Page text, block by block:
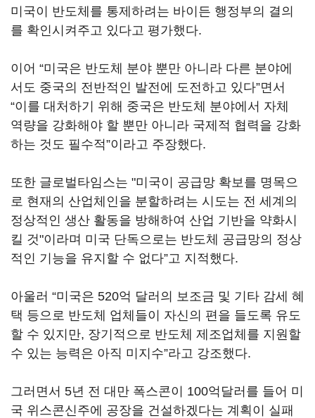
미국이 반도체를 통제하려는 바이든 행정부의 결의
를 확인시켜주고 있다고 평가했다.
이어 “미국은 반도체 분야 뿐만 아니라 다른 분야에
서도 중국의 전반적인 발전에 도전하고 있다”면서
“이를 대처하기 위해 중국은 반도체 분야에서 자체
역량을 강화해야 할 뿐만 아니라 국제적 협력을 강화
하는 것도 필수적”이라고 주장했다.
또한 글로벌타임스는 "미국이 공급망 확보를 명목으
로 현재의 산업체인을 분할하려는 시도는 전 세계의
정상적인 생산 활동을 방해하여 산업 기반을 약화시
킬 것"이라며 미국 단독으로는 반도체 공급망의 정상
적인 기능을 유지할 수 없다”고 지적했다.
아울러 “미국은 520억 달러의 보조금 및 기타 감세 혜
택 등으로 반도체 업체들이 자신의 편을 들도록 유도
할 수 있지만, 장기적으로 반도체 제조업체를 지원할
수 있는 능력은 아직 미지수”라고 강조했다.
그러면서 5년 전 대만 폭스콘이 100억달러를 들어 미
국 위스콘신주에 공장을 건설하겠다는 계획이 실패